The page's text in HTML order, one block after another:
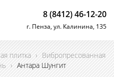
8 (8412) 46-12-20
г. Пенза, ул. Калинина, 135
плитка › Вибропресованная
› Антара Шунгит